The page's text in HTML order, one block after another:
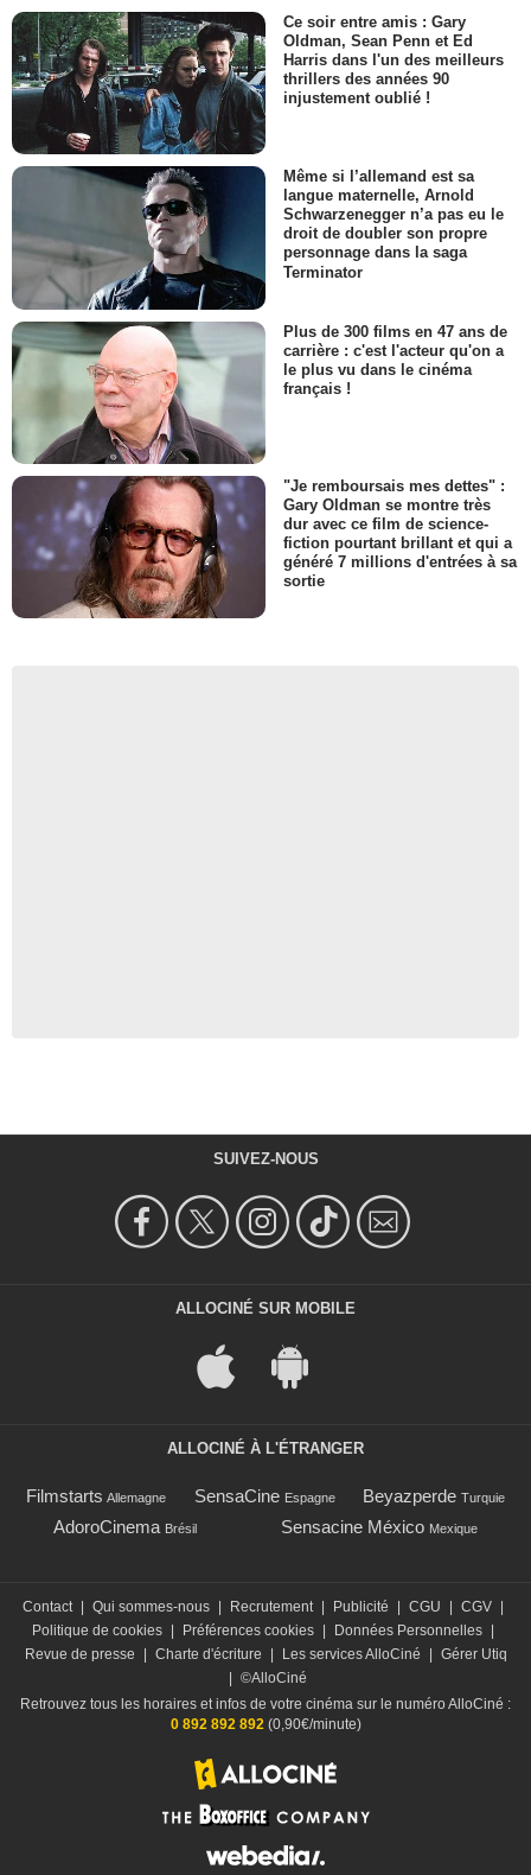
Ce soir entre amis : Gary
Oldman, Sean Penn et Ed
Harris dans l'un des meilleurs
thrillers des années 90
injustement oublié !
Même si l’allemand est sa
langue maternelle, Arnold
Schwarzenegger n’a pas eu le
droit de doubler son propre
personnage dans la saga
Terminator
Plus de 300 films en 47 ans de
carrière : c'est l'acteur qu'on a
le plus vu dans le cinéma
français !
"Je remboursais mes dettes" :
Gary Oldman se montre très
dur avec ce film de science-
fiction pourtant brillant et qui a
généré 7 millions d'entrées à sa
sortie
SUIVEZ-NOUS
ALLOCINÉ SUR MOBILE
ALLOCINÉ À L'ÉTRANGER
Filmstarts Allemagne SensaCine Espagne Beyazperde Turquie
AdoroCinema Brésil Sensacine México Mexique
Contact Qui sommes-nous Recrutement Publicité CGU CGV
Politique de cookies
Préférences cookies Données Personnelles
Revue de presse
Charte d'écriture Les services AlloCiné
Gérer Utiq
©AlloCiné
Retrouvez tous les horaires et infos de votre cinéma sur le numéro AlloCiné :
0 892 892 892(0,90€/minute)